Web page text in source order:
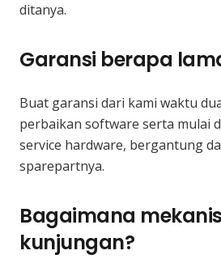
ditanya.
Garansi berapa
Buat garansi dari kami waktu
perbaikan software serta mulai
service hardware, bergantung
sparepartnya.
Bagaimana
kunjungan?